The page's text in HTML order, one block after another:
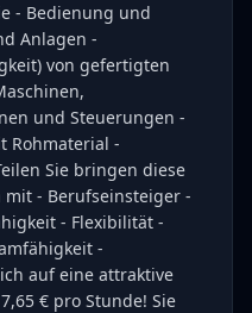
- Bedienung und
Anlagen -
von gefertigten
und Steuerungen -
Rohmaterial -
Sie bringen diese
- Berufseinsteiger -
- Flexibilität -
-
auf eine attraktive
€ pro Stunde! Sie